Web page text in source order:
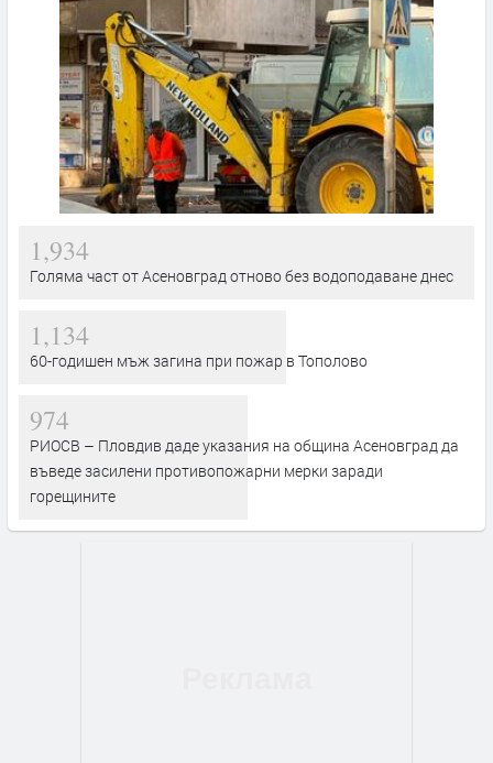
1,934
Голяма част от Асеновград отново без водоподаване днес
1,134
60-годишен мъж загина при пожар в Тополово
974
РИОСВ – Пловдив даде указания на община Асеновград да
въведе засилени противопожарни мерки заради
горещините